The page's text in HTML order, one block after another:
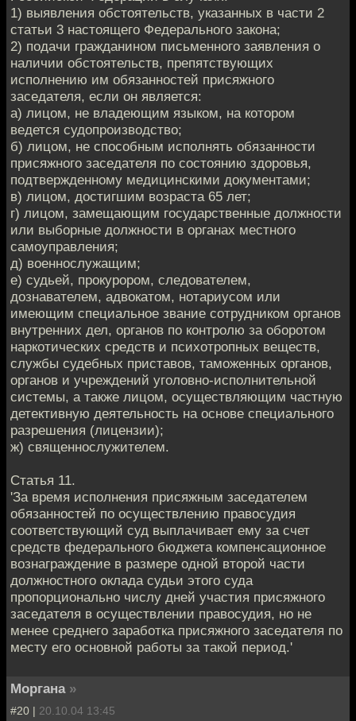
1) выявления обстоятельств, указанных в части 2
статьи 3 настоящего Федерального закона;
2) подачи гражданином письменного заявления о
наличии обстоятельств, препятствующих
исполнению им обязанностей присяжного
заседателя, если он является:
а) лицом, не владеющим языком, на котором
ведется судопроизводство;
б) лицом, не способным исполнять обязанности
присяжного заседателя по состоянию здоровья,
подтвержденному медицинскими документами;
в) лицом, достигшим возраста 65 лет;
г) лицом, замещающим государственные должности
или выборные должности в органах местного
самоуправления;
д) военнослужащим;
е) судьей, прокурором, следователем,
дознавателем, адвокатом, нотариусом или
имеющим специальное звание сотрудником органов
внутренних дел, органов по контролю за оборотом
наркотических средств и психотропных веществ,
службы судебных приставов, таможенных органов,
органов и учреждений уголовно-исполнительной
системы, а также лицом, осуществляющим частную
детективную деятельность на основе специального
разрешения (лицензии);
ж) священнослужителем.
Статья 11.
'За время исполнения присяжным заседателем
обязанностей по осуществлению правосудия
соответствующий суд выплачивает ему за счет
средств федерального бюджета компенсационное
вознаграждение в размере одной второй части
должностного оклада судьи этого суда
пропорционально числу дней участия присяжного
заседателя в осуществлении правосудия, но не
менее среднего заработка присяжного заседателя по
месту его основной работы за такой период.'
Моргана »
#20 | 20.10.04 13:45